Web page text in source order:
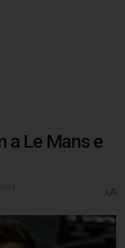
a Le Mans e
AA